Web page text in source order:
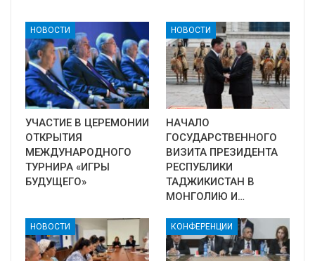
НОВОСТИ
УЧАСТИЕ В ЦЕРЕМОНИИ
ОТКРЫТИЯ
МЕЖДУНАРОДНОГО
ТУРНИРА «ИГРЫ
БУДУЩЕГО»
НОВОСТИ
НАЧАЛО
ГОСУДАРСТВЕННОГО
ВИЗИТА ПРЕЗИДЕНТА
РЕСПУБЛИКИ
ТАДЖИКИСТАН В
МОНГОЛИЮ И…
НОВОСТИ КОНФЕРЕНЦИИ